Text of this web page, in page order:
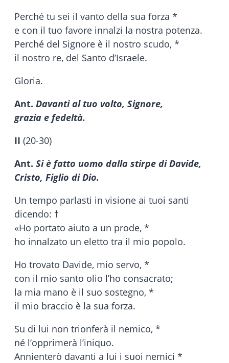
Perché tu sei il vanto della sua forza *
e con il tuo favore innalzi la nostra potenza.
Perché del Signore è il nostro scudo, *
il nostro re, del Santo d’Israele.
Gloria.
Ant. Davanti al tuo volto, Signore,
grazia e fedeltà.
II (20-30)
Ant. Si è fatto uomo dalla stirpe di Davide,
Cristo, Figlio di Dio.
Un tempo parlasti in visione ai tuoi santi
dicendo: †
«Ho portato aiuto a un prode, *
ho innalzato un eletto tra il mio popolo.
Ho trovato Davide, mio servo, *
con il mio santo olio l’ho consacrato;
la mia mano è il suo sostegno, *
il mio braccio è la sua forza.
Su di lui non trionferà il nemico, *
né l’opprimerà l’iniquo.
Annienterò davanti a lui i suoi nemici *